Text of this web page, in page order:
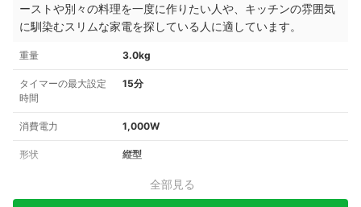
ーストや別々の料理を一度に作りたい人や、キッチンの雰囲気
に馴染むスリムな家電を探している人に適しています。
重量 3.0kg
タイマーの最大設定
時間
15分
消費電力 1,000W
形状 縦型
全部見る